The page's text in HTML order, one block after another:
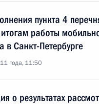
пункта 4
работы
в Санкт-Петербурге
года, 11:50
о результатах